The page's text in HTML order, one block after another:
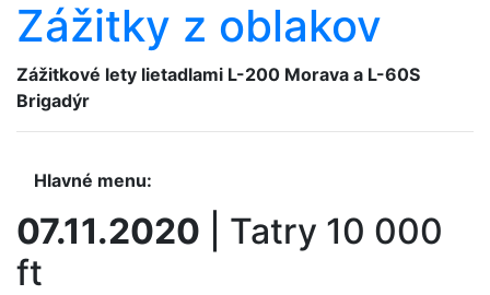
Zážitky z oblakov
Zážitkové lety lietadlami L-200 Morava a L-60S
Brigadýr
Hlavné menu:
07.11.2020
Tatry 10 000
ft